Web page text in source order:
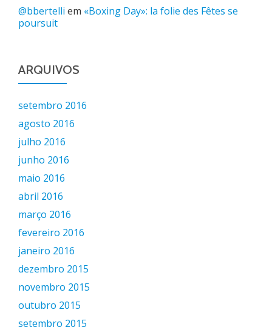
@bbertelli em «Boxing Day»: la folie des Fêtes se
poursuit
ARQUIVOS
setembro 2016
agosto 2016
julho 2016
junho 2016
maio 2016
abril 2016
março 2016
fevereiro 2016
janeiro 2016
dezembro 2015
novembro 2015
outubro 2015
setembro 2015